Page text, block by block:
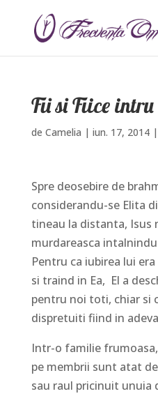
Fii si Fiice
de Camelia | iun. 17, 2014|
Spre deosebire de
considerandu-se Elita
tineau la distanta, Isus
murdareasca
Pentru ca iubirea lui
si traind in Ea, El a
pentru noi toti, chiar si
dispretuiti fiind in
Intr-o familie
pe membrii sunt atat
sau raul pricinuit